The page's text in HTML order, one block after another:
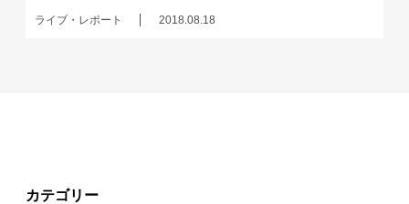
ライブ・レポート 2018.08.18
カテゴリー